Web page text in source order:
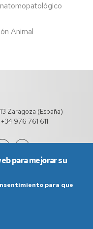
Animal
Zaragoza (España)
+34 976 761 611
de uso
para mejorar su
para que